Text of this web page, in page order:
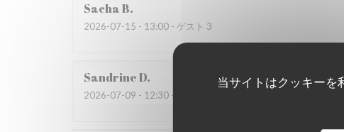
当サイトはクッキーを
SachaB
2026-07-15 - 13:00 - ゲスト 3
SandrineD
2026-07-09 - 12:30 - ゲスト 6